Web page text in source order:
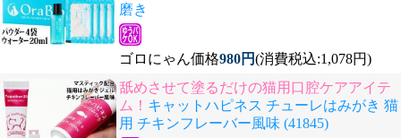
磨き
ゴロにゃん価格980円(消費税込:1,078円)
舐めさせて塗るだけの猫用口腔ケアアイテ
ム！ キャットハピネス チューレはみがき 猫
用 チキンフレーバー風味 (41845)